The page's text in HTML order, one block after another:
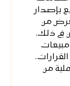
بإصدار
من
في ذلك.
من